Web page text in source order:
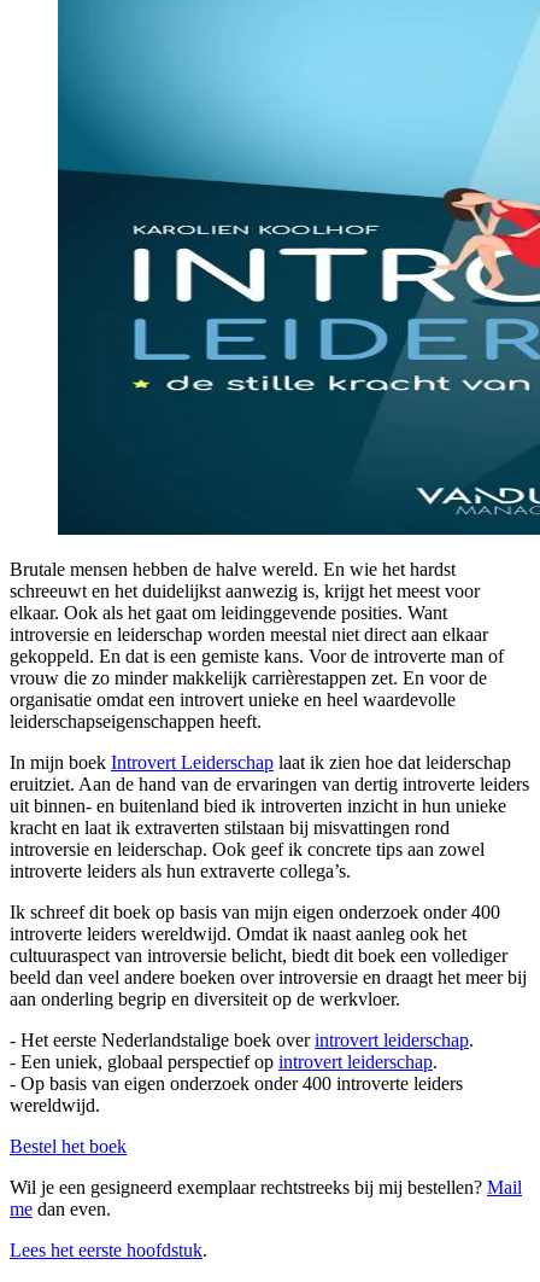
Brutale mensen hebben de halve wereld. En wie het hardst
schreeuwt en het duidelijkst aanwezig is, krijgt het meest voor
elkaar. Ook als het gaat om leidinggevende posities. Want
introversie en leiderschap worden meestal niet direct aan elkaar
gekoppeld. En dat is een gemiste kans. Voor de introverte man of
vrouw die zo minder makkelijk carrièrestappen zet. En voor de
organisatie omdat een introvert unieke en heel waardevolle
leiderschapseigenschappen heeft.
In mijn boek Introvert Leiderschap laat ik zien hoe dat leiderschap
eruitziet. Aan de hand van de ervaringen van dertig introverte leiders
uit binnen- en buitenland bied ik introverten inzicht in hun unieke
kracht en laat ik extraverten stilstaan bij misvattingen rond
introversie en leiderschap. Ook geef ik concrete tips aan zowel
introverte leiders als hun extraverte collega’s.
Ik schreef dit boek op basis van mijn eigen onderzoek onder 400
introverte leiders wereldwijd. Omdat ik naast aanleg ook het
cultuuraspect van introversie belicht, biedt dit boek een vollediger
beeld dan veel andere boeken over introversie en draagt het meer bij
aan onderling begrip en diversiteit op de werkvloer.
- Het eerste Nederlandstalige boek overintrovert leiderschap.
- Een uniek, globaal perspectief op introvert leiderschap.
- Op basis van eigen onderzoek onder 400 introverte leiders
wereldwijd.
Bestel het boek
Wil je een gesigneerd exemplaar rechtstreeks bij mij bestellen? Mail
me dan even.
Lees het eerste hoofdstuk.